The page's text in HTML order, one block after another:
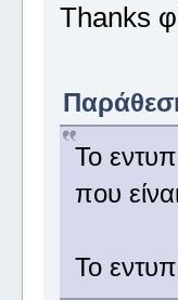
Thanks
Το
που
Το